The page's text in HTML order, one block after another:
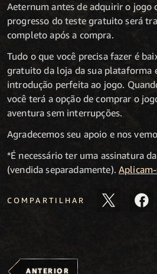
Aeternum antes de adquirir o jogo
progresso do teste gratuito será
completo após a compra.
Tudo o que você precisa fazer é
gratuito da loja da sua plataforma
introdução perfeita ao jogo.
você terá a opção de comprar o
aventura sem interrupções.
Agradecemos seu apoio e nos
*É necessário ter uma assinatura
(vendida separadamente).
COMPARTILHAR
ANTERIOR